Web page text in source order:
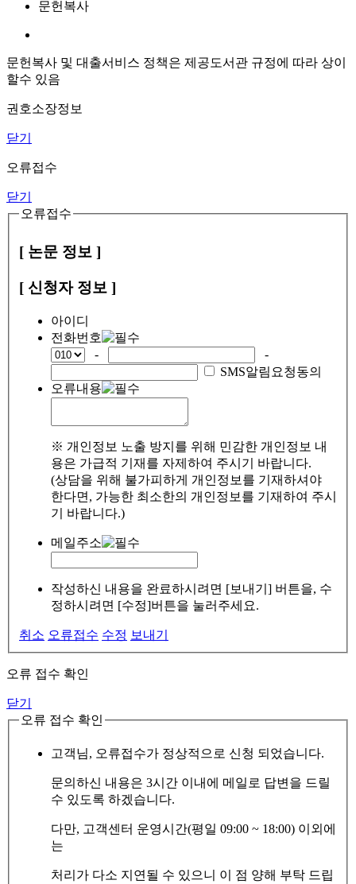
문헌복사
문헌복사 및 대출서비스 정책은 제공도서관 규정에 따라 상이
할수 있음
권호소장정보
닫기
오류접수
닫기
오류접수
[ 논문 정보 ]
[ 신청자 정보 ]
아이디
전화번호
-
-
SMS알림요청동의
오류내용
※ 개인정보 노출 방지를 위해 민감한 개인정보 내
용은 가급적 기재를 자제하여 주시기 바랍니다.
(상담을 위해 불가피하게 개인정보를 기재하셔야
한다면, 가능한 최소한의 개인정보를 기재하여 주시
기 바랍니다.)
메일주소
작성하신 내용을 완료하시려면 [보내기] 버튼을, 수
정하시려면 [수정]버튼을 눌러주세요.
취소 오류접수 수정 보내기
오류 접수 확인
닫기
오류 접수 확인
고객님, 오류접수가 정상적으로 신청 되었습니다.
문의하신 내용은 3시간 이내에 메일로 답변을 드릴
수 있도록 하겠습니다.
다만, 고객센터 운영시간(평일 09:00 ~ 18:00) 이외에
는
처리가 다소 지연될 수 있으니 이 점 양해 부탁 드립